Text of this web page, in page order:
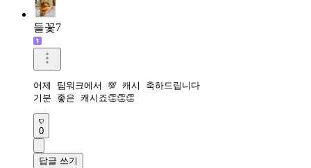
들꽃7
어제 팀워크에서 💯 캐시 축하드립니다
기분 좋은 캐시죠👏👏👏
0
답글 쓰기